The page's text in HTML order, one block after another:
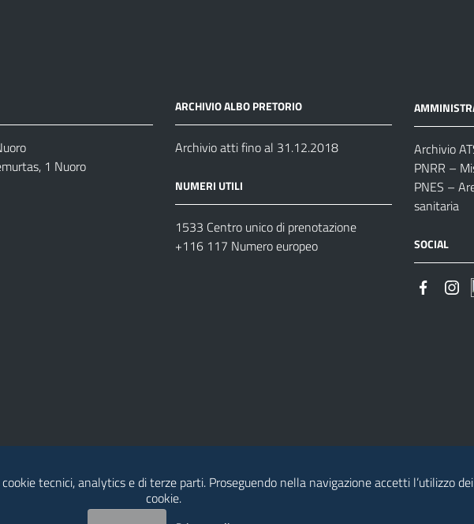
1 Nuoro
ARCHIVIO ALBO PRETORIO
Archivio atti fino al 31.12.2018
NUMERI UTILI
1533 Centro unico di prenotazione
+116 117 Numero europeo
Archivio
PNRR –
PNES –
sanitaria
SOCIAL
tecnici, analytics e di terze parti. Proseguendo nella navigazione accetti l’utilizzo dei
cookie.